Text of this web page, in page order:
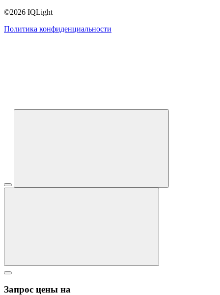
©2026 IQLight
Политика конфиденциальности
Запрос цены на